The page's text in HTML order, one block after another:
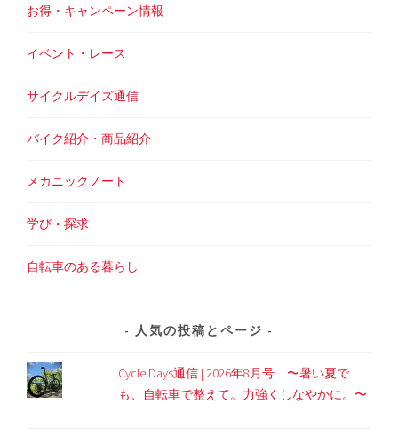
お得・キャンペーン情報
イベント・レース
サイクルデイズ通信
バイク紹介・商品紹介
メカニックノート
学び・探求
自転車のある暮らし
人気の投稿とページ
Cycle Days通信 | 2026年8月号 〜暑い夏で
も、自転車で整えて。力強くしなやかに。〜